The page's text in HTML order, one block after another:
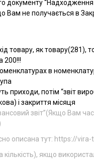
документу “Надходження
не получається в
товару, як товару(281),
200!!!
в
приходи, потім “звіт
і закриття місяця
звіт”(Якщо Вам
описана тут: https://
кількість), якщо